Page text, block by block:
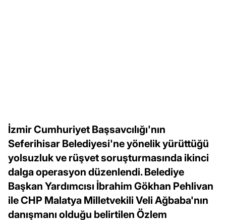
İzmir Cumhuriyet Başsavcılığı'nın
Seferihisar Belediyesi'ne yönelik yürüttüğü
yolsuzluk ve rüşvet soruşturmasında ikinci
dalga operasyon düzenlendi. Belediye
Başkan Yardımcısı İbrahim Gökhan Pehlivan
ile CHP Malatya Milletvekili Veli Ağbaba'nın
danışmanı olduğu belirtilen Özlem